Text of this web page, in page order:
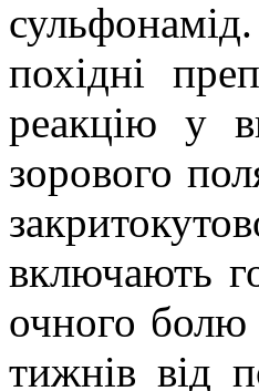
похідні
реакцію
у
зорового
включають
очного болю
тижнів від